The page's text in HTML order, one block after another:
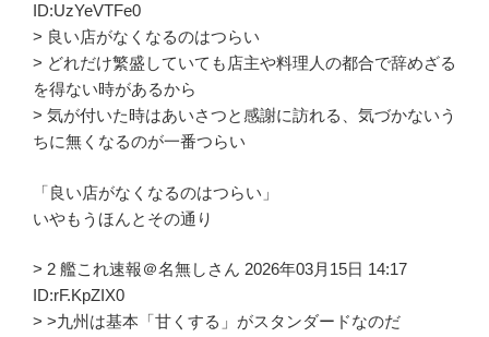
ID:UzYeVTFe0
> 良い店がなくなるのはつらい
> どれだけ繁盛していても店主や料理人の都合で辞めざる
を得ない時があるから
> 気が付いた時はあいさつと感謝に訪れる、気づかないう
ちに無くなるのが一番つらい
「良い店がなくなるのはつらい」
いやもうほんとその通り
> 2 艦これ速報＠名無しさん 2026年03月15日 14:17
ID:rF.KpZIX0
> >九州は基本「甘くする」がスタンダードなのだ